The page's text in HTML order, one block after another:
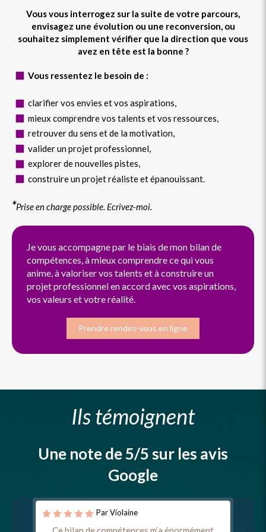
Vous vous interrogez sur la suite de votre parcours,
envisagez une évolution ou une reconversion, ou
souhaitez simplement vérifier que la direction que vous
avez en tête est la bonne ?
Vous ressentez le besoin de :
clarifier vos envies et vos aspirations,
mieux comprendre vos talents et vos ressources,
retrouver du sens et de la motivation,
valider un projet professionnel,
explorer de nouvelles pistes,
construire un projet réaliste et épanouissant.
*Prise en charge possible. Ecrivez-moi.
Je vous accompagne par le biais de mon bilan de
compétences, à mieux comprendre ce qui vous
anime, à valoriser vos talents et à construire un
projet professionnel en accord avec vos aspirations,
vos valeurs et votre réalité.
Prendre rendez-vous en ligne
Ils témoignent
Une note de 5/5 sur les avis
Google
Par Violaine